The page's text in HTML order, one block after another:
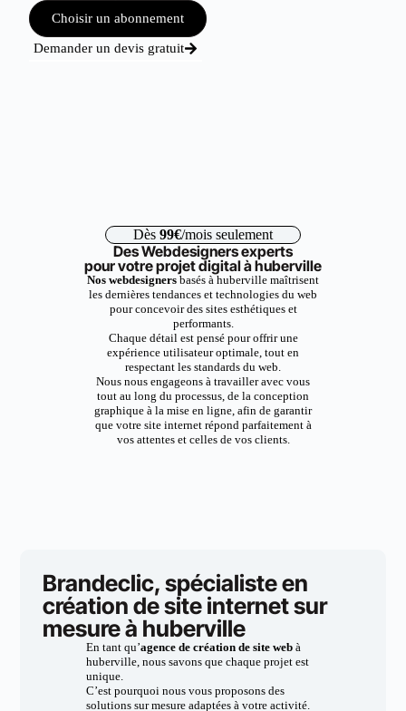
Choisir un abonnement
Demander un devis gratuit
Dès 99€/mois seulement
Des Webdesigners experts
pour votre projet digital à huberville
Nos webdesigners basés à huberville maîtrisent
les dernières tendances et technologies du web
pour concevoir des sites esthétiques et
performants.
Chaque détail est pensé pour offrir une
expérience utilisateur optimale, tout en
respectant les standards du web.
Nous nous engageons à travailler avec vous
tout au long du processus, de la conception
graphique à la mise en ligne, afin de garantir
que votre site internet répond parfaitement à
vos attentes et celles de vos clients.
Brandeclic, spécialiste en
création de site internet sur
mesure à huberville
En tant qu’agence de création de site webà
huberville, nous savons que chaque projet est
unique.
C’est pourquoi nous vous proposons des
solutions sur mesure adaptées à votre activité.